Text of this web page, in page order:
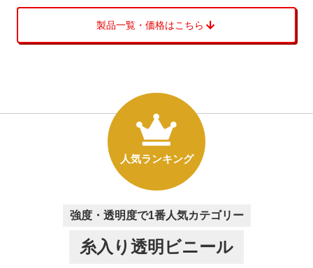
製品一覧・価格はこちら
人気ランキング
強度・透明度で1番人気カテゴリー
糸入り透明ビニール